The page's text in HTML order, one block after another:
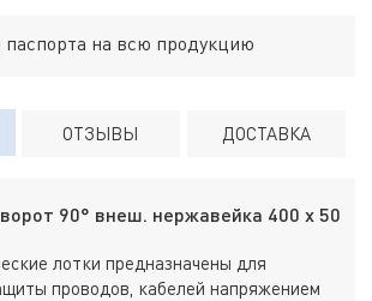
на всю продукцию
ОТЗЫВЫ ДОСТАВКА
90° внеш. нержавейка 400 х 50
лотки предназначены для
проводов, кабелей напряжением